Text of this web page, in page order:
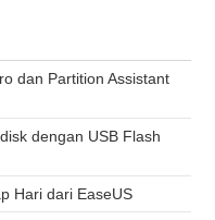
dan Partition Assistant
dengan USB Flash
Hari dari EaseUS